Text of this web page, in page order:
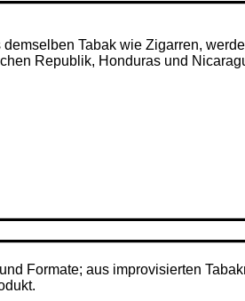
Tabak wie Zigarren,
Republik, Honduras und
Formate; aus improvisierten